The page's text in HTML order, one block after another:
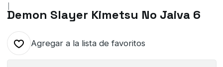
|
Demon Slayer Kimetsu No Jaiva 6
Agregar a la lista de favoritos